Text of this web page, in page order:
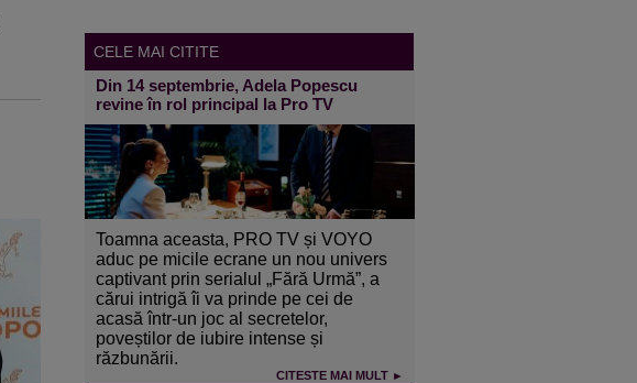
CELE MAI CITITE
Din 14 septembrie, Adela Popescu
revine în rol principal la Pro TV
Toamna aceasta, PRO TV și VOYO
aduc pe micile ecrane un nou univers
captivant prin serialul „Fără Urmă”, a
cărui intrigă îi va prinde pe cei de
acasă într-un joc al secretelor,
poveștilor de iubire intense și
răzbunării.
CITESTE MAI MULT ►